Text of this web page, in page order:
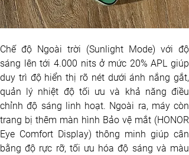
Chế độ Ngoài trời (Sunlight Mode) với độ
sáng lên tới 4.000 nits ở mức 20% APL giúp
duy trì độ hiển thị rõ nét dưới ánh nắng gắt,
quản lý nhiệt độ tối ưu và khả năng điều
chỉnh độ sáng linh hoạt. Ngoài ra, máy còn
trang bị thêm màn hình Bảo vệ mắt (HONOR
Eye Comfort Display) thông minh giúp cân
bằng độ rực rỡ, tối ưu hóa độ sáng và màu